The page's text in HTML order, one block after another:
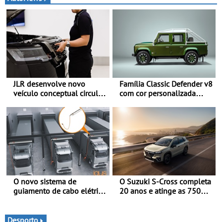
JLR desenvolve novo
veículo conceptual circular
carbono - O projeto é
designado como
Cornerstone
Família Classic Defender v8
com cor personalizada
Double Cab
O novo sistema de
guiamento de cabo elétrico
carros elétricos - O e-tract
O Suzuki S-Cross completa
20 anos e atinge as 750
Desporto